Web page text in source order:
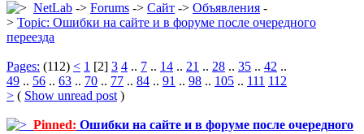
NetLab -> Forums -> Сайт -> Объявления -
> Topic: Ошибки на сайте и в форуме после очередного
переезда
Pages: (112) < 1 [2] 3 4 .. 7 .. 14 .. 21 .. 28 .. 35 .. 42 ..
49 .. 56 .. 63 .. 70 .. 77 .. 84 .. 91 .. 98 .. 105 .. 111 112
> ( Show unread post )
Pinned: Ошибки на сайте и в форуме после очередного